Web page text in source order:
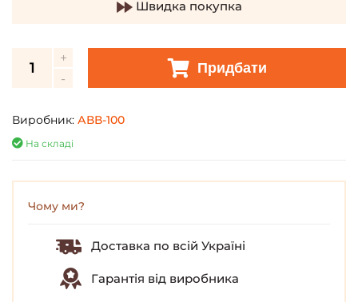
Швидка покупка
Придбати
Виробник: АВВ-100
На складі
Чому ми?
Доставка по всій Україні
Гарантія від виробника